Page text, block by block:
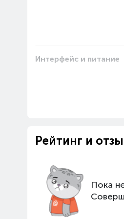
Маленький, но
Интерфейс и питание
Рейтинг и
Пока